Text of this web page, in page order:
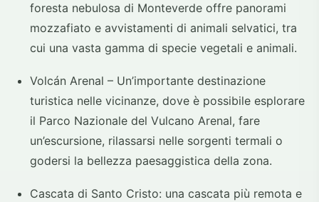
foresta nebulosa di Monteverde offre panorami
mozzafiato e avvistamenti di animali selvatici, tra
cui una vasta gamma di specie vegetali e animali.
Volcán Arenal – Un’importante destinazione
turistica nelle vicinanze, dove è possibile esplorare
il Parco Nazionale del Vulcano Arenal, fare
un’escursione, rilassarsi nelle sorgenti termali o
godersi la bellezza paesaggistica della zona.
Cascata di Santo Cristo: una cascata più remota e